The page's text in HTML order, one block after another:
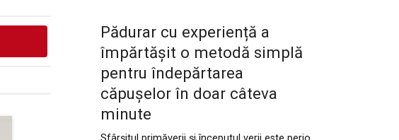
Pădurar cu experiență a
împărtășit o metodă simplă
pentru îndepărtarea
căpușelor în doar câteva
minute